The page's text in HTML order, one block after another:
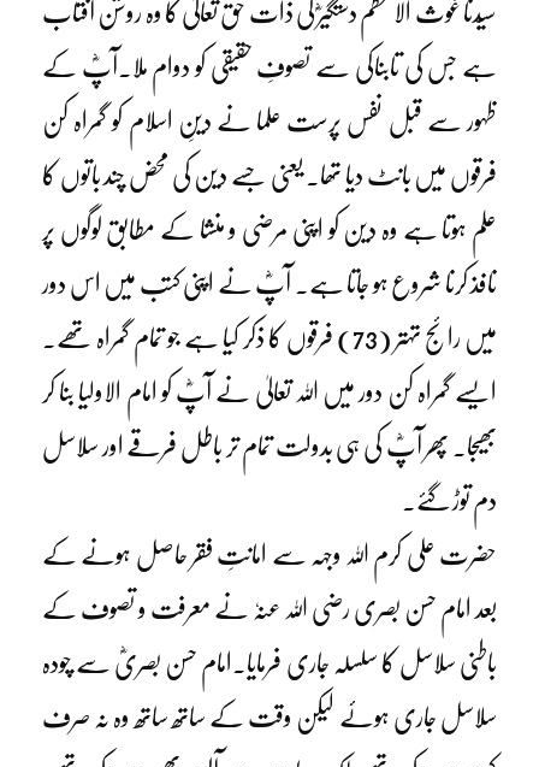
سیّدنا غوث الاعظم دستگیرؓ کی ذات حق تعالیٰ کا وہ روشن آفتاب
ہے جس کی تابناکی سے تصوفِ حقیقی کو دوام ملا۔آپؓ کے
ظہور سے قبل نفس پرست علما نے دینِ اسلام کو گمراہ کن
فرقوں میں بانٹ دیا تھا۔ یعنی جسے دین کی محض چند باتوں کا
علم ہوتا ہے وہ دین کو اپنی مرضی و منشا کے مطابق لوگوں پر
نافذ کرنا شروع ہو جاتا ہے۔ آپؓ نے اپنی کتب میں اس دور
میں رائج تہتر (73) فرقوں کا ذکر کیا ہے جو تمام گمراہ تھے۔
ایسے گمراہ کن دور میں اللہ تعالیٰ نے آپؓ کو امام الاولیا بنا کر
بھیجا۔ پھر آپؓ کی ہی بدولت تمام تر باطل فرقے اور سلاسل
دم توڑ گئے۔
حضرت علی کرم اللہ وجہہ سے امانتِ فقر حاصل ہونے کے
بعد امام حسن بصری رضی اللہ عنہٗ نے معرفت و تصوف کے
باطنی سلاسل کا سلسلہ جاری فرمایا۔امام حسن بصریؓ سے چودہ
سلاسل جاری ہوئے لیکن وقت کے ساتھ ساتھ وہ نہ صرف